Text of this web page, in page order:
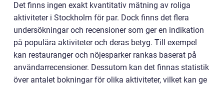
Det finns ingen exakt kvantitativ mätning av roliga
aktiviteter i Stockholm för par. Dock finns det flera
undersökningar och recensioner som ger en indikation
på populära aktiviteter och deras betyg. Till exempel
kan restauranger och nöjesparker rankas baserat på
användarrecensioner. Dessutom kan det finnas statistik
över antalet bokningar för olika aktiviteter, vilket kan ge